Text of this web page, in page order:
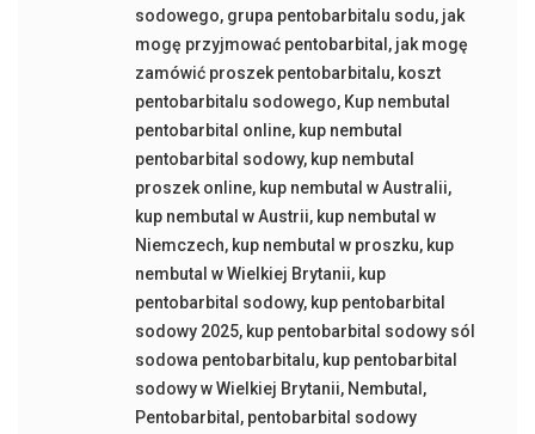
sodowego, grupa pentobarbitalu sodu, jak
mogę przyjmować pentobarbital , jak mogę
zamówić proszek pentobarbitalu, koszt
pentobarbitalu sodowego, Kup nembutal
pentobarbital online, kup nembutal
pentobarbital sodowy, kup nembutal
proszek online, kup nembutal w Australii,
kup nembutal w Austrii, kup nembutal w
Niemczech, kup nembutal w proszku, kup
nembutal w Wielkiej Brytanii, kup
pentobarbital sodowy, kup pentobarbital
sodowy 2025, kup pentobarbital sodowy sól
sodowa pentobarbitalu, kup pentobarbital
sodowy w Wielkiej Brytanii, Nembutal ,
Pentobarbital , pentobarbital sodowy